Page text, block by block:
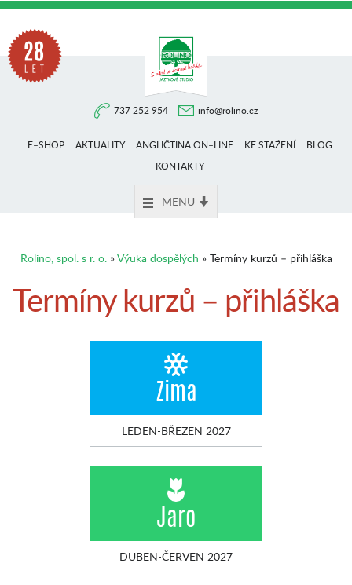
737 252 954 info@rolino.cz
E–SHOP AKTUALITY ANGLIČTINA ON–LINE KE STAŽENÍ
BLOG
KONTAKTY
MENU
Rolino, spol. s r. o.»Výuka dospělých » Termíny kurzů – přihláška
Termíny kurzů – přihláška
Zima
LEDEN-BŘEZEN 2027
Jaro
DUBEN-ČERVEN 2027